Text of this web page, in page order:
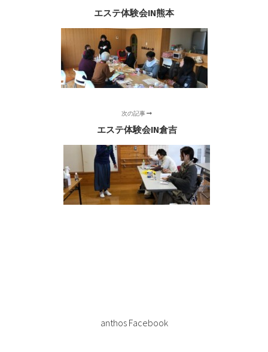
エステ体験会IN熊本
次の記事
エステ体験会IN倉吉
anthos Facebook